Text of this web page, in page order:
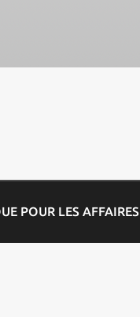
POUR LES AFFAIRES